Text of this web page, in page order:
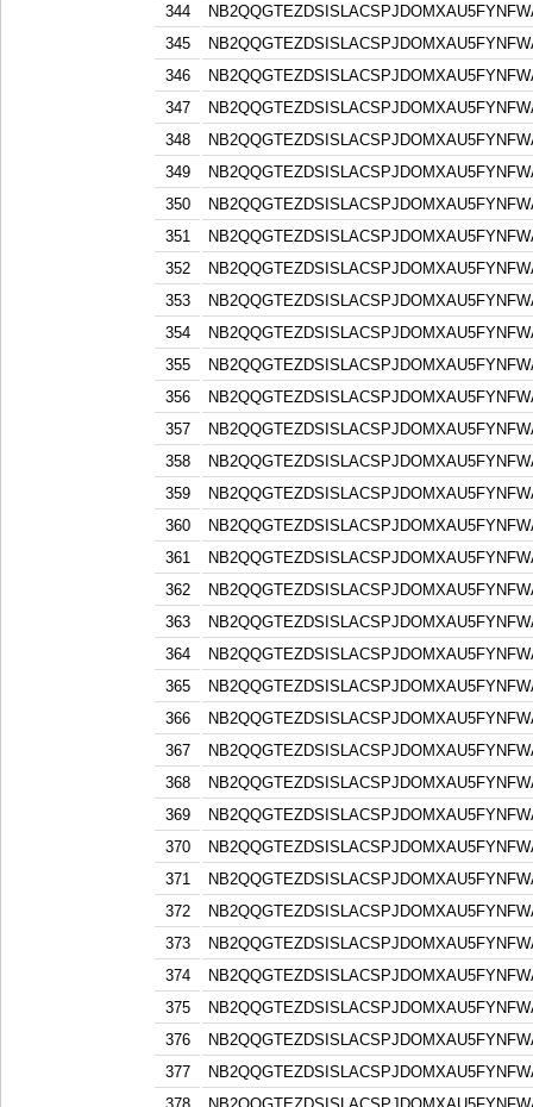
344
345
346
347
348
349
350
351
352
353
354
355
356
357
358
359
360
361
362
363
364
365
366
367
368
369
370
371
372
373
374
375
376
377